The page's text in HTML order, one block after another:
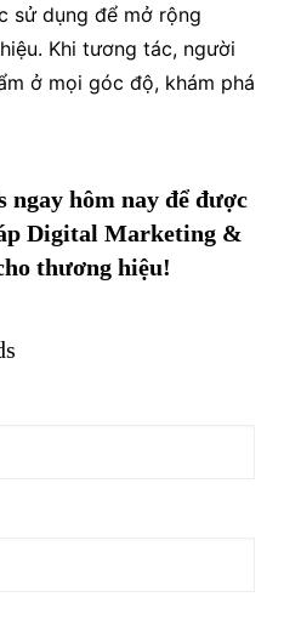
sử dụng để mở rộng
Khi tương tác, người
ở mọi góc độ, khám phá
ngay hôm nay để được
Digital Marketing &
thương hiệu!